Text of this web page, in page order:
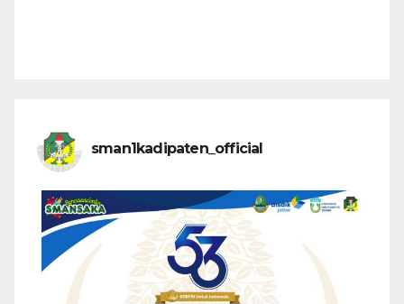
sman1kadipaten_official